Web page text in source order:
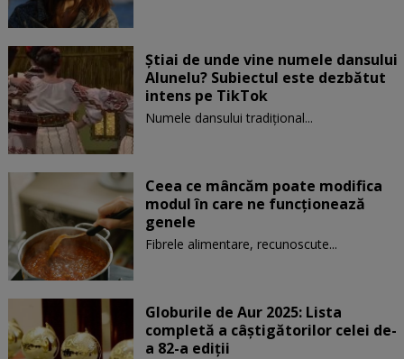
Știai de unde vine numele dansului
Alunelu? Subiectul este dezbătut
intens pe TikTok
Numele dansului tradițional...
Ceea ce mâncăm poate modifica
modul în care ne funcţionează
genele
Fibrele alimentare, recunoscute...
Globurile de Aur 2025: Lista
completă a câștigătorilor celei de-
a 82-a ediții